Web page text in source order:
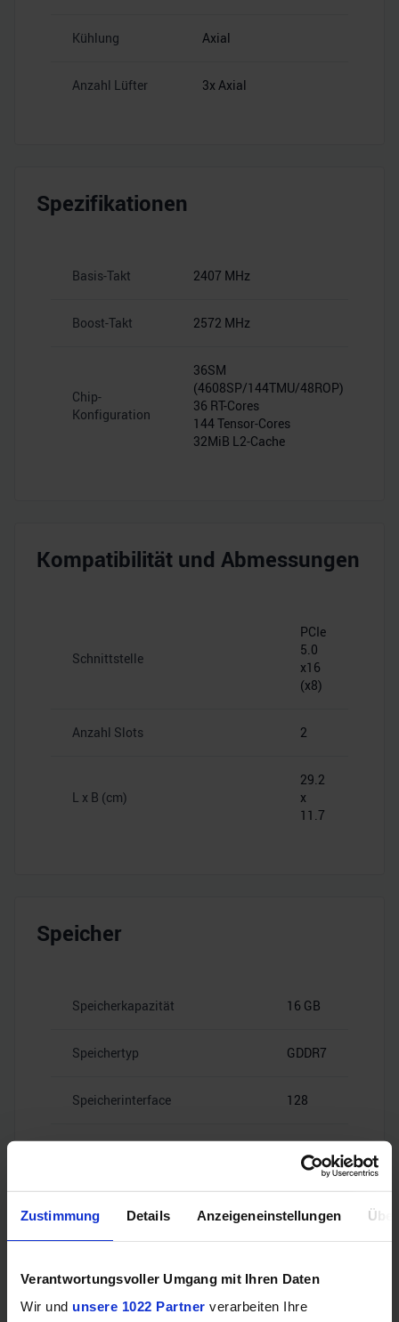
Zustimmung Details Anzeigeneinstellungen
Verantwortungsvoller Umgang mit Ihren Daten
Wir und unsere 1022 Partner verarbeiten Ihre
Kühlung Axial
Anzahl Lüfter 3x Axial
Spezifikationen
Basis-Takt 2407 MHz
Boost-Takt 2572 MHz
Chip-
Konfiguration
36SM
(4608SP/144TMU/48ROP)
36 RT-Cores
144 Tensor-Cores
32MiB L2-Cache
Kompatibilität und Abmessungen
Schnittstelle
PCIe
5.0
x16
(x8)
Anzahl Slots 2
L x B (cm)
29.2
x
11.7
Speicher
Speicherkapazität 16 GB
Speichertyp GDDR7
Speicherinterface 128
28
Gbps
Videoanschlüsse